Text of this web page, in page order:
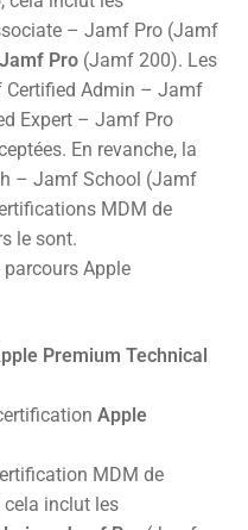
– Jamf Pro (Jamf
Pro(Jamf 200). Les
Certified Admin – Jamf
Expert – Jamf Pro
En revanche, la
– Jamf School (Jamf
MDM de
le sont.
parcours Apple
Premium Technical
Apple
MDM de
inclut les